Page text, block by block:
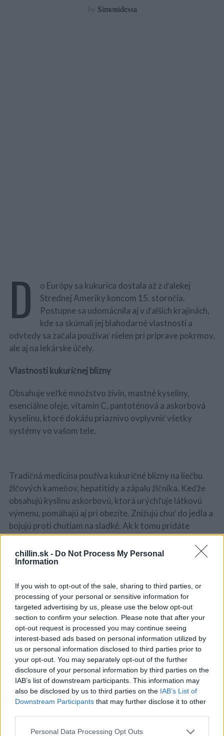
chillin.sk - Do Not Process My Personal
Information
If you wish to opt-out of the sale, sharing to third parties, or
processing of your personal or sensitive information for
targeted advertising by us, please use the below opt-out
section to confirm your selection. Please note that after your
opt-out request is processed you may continue seeing
interest-based ads based on personal information utilized by
us or personal information disclosed to third parties prior to
your opt-out. You may separately opt-out of the further
disclosure of your personal information by third parties on the
IAB’s list of downstream participants. This information may
also be disclosed by us to third parties on the IAB’s List of
Downstream Participants that may further disclose it to other
Personal Data Processing Opt Outs
by Simonidessa
D
o Európy sa kukurica dostala až z ďalekej
Strednej Ameriky koncom 15. storočia.
Postupne sa udomácnila aj v ďalších krajinách,
kde sa skúmali jej blahodarné vlastnosti a
odvtedy sa začala používať nielen pri príprave pokrmov,
ale aj na lekárske účely.
Vlastnosti kukuričnej blizny
Obsahuje veľké množstvo živín, mastné kyseliny,
esenciálne oleje, vitamín C, pantoténová a askorbová
kyselinu, ktoré dokážu priaznivo ovplyvniť všetky
systémy vo vašom tele.
Tradičná medicína používa kukuričné blizny na liečbu
žlčových kameňov, hepatitídy a zápalu žlčníka. Keďže
obsahujú kyslinu askorbovú, ktorá urýchľuje látkovú
výmenu, pomáhajú aj pri obezite. Znižujú chuť do jedla a
bojujú proti chutiam na sladké. Ak k tomu pridáte
pravidelnú fyzickú aktivitu, úbytok hmotnosti bude
ešte rýchlejší!
Ponúkame vám 3 spôsoby využitia kukuričnej blizny na
chudnutie
Odvar
1ČL kukuričnej blizny zalejte 250 ml vriacej vody a
nechajte vo vodnom kúpeli po dobu 5 minút. Výsledný
odvar nechajte vychladnúť a následne preceďte. 5
minút pred jedlom vypite 83 ml odvaru. Znížite chuť do
jedla a pocit nasýtenia sa dostaví omnoho skôr.
a
r
c
h
f
o
r
: